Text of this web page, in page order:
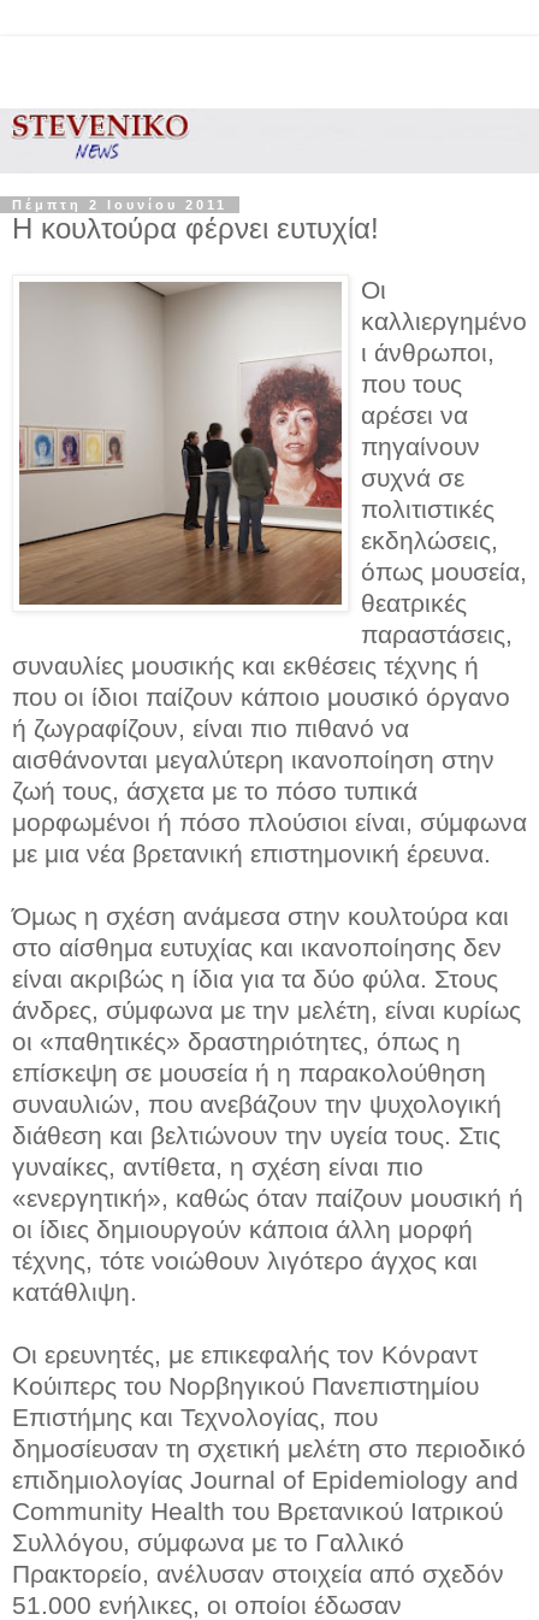
Πέμπτη 2 Ιουνίου 2011
Η κουλτούρα φέρνει ευτυχία!
Οι
καλλιεργημένο
ι άνθρωποι,
που τους
αρέσει να
πηγαίνουν
συχνά σε
πολιτιστικές
εκδηλώσεις,
όπως μουσεία,
θεατρικές
παραστάσεις,
συναυλίες μουσικής και εκθέσεις τέχνης ή
που οι ίδιοι παίζουν κάποιο μουσικό όργανο
ή ζωγραφίζουν, είναι πιο πιθανό να
αισθάνονται μεγαλύτερη ικανοποίηση στην
ζωή τους, άσχετα με το πόσο τυπικά
μορφωμένοι ή πόσο πλούσιοι είναι, σύμφωνα
με μια νέα βρετανική επιστημονική έρευνα.
Όμως η σχέση ανάμεσα στην κουλτούρα και
στο αίσθημα ευτυχίας και ικανοποίησης δεν
είναι ακριβώς η ίδια για τα δύο φύλα. Στους
άνδρες, σύμφωνα με την μελέτη, είναι κυρίως
οι «παθητικές» δραστηριότητες, όπως η
επίσκεψη σε μουσεία ή η παρακολούθηση
συναυλιών, που ανεβάζουν την ψυχολογική
διάθεση και βελτιώνουν την υγεία τους. Στις
γυναίκες, αντίθετα, η σχέση είναι πιο
«ενεργητική», καθώς όταν παίζουν μουσική ή
οι ίδιες δημιουργούν κάποια άλλη μορφή
τέχνης, τότε νοιώθουν λιγότερο άγχος και
κατάθλιψη.
Οι ερευνητές, με επικεφαλής τον Κόνραντ
Κούιπερς του Νορβηγικού Πανεπιστημίου
Επιστήμης και Τεχνολογίας, που
δημοσίευσαν τη σχετική μελέτη στο περιοδικό
επιδημιολογίας Journal of Epidemiology and
Community Health του Βρετανικού Ιατρικού
Συλλόγου, σύμφωνα με το Γαλλικό
Πρακτορείο, ανέλυσαν στοιχεία από σχεδόν
51.000 ενήλικες, οι οποίοι έδωσαν